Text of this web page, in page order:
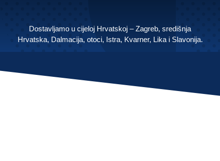
ZANIMLJIVOSTI
SERVIS
Dostavljamo u cijeloj Hrvatskoj – Zagreb, središnja
Hrvatska, Dalmacija, otoci, Istra, Kvarner, Lika i Slavonija.